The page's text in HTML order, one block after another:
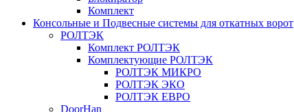
Комплект
Консольные и Подвесные системы для откатных ворот
РОЛТЭК
Комплект РОЛТЭК
Комплектующие РОЛТЭК
РОЛТЭК МИКРО
РОЛТЭК ЭКО
РОЛТЭК ЕВРО
DoorHan